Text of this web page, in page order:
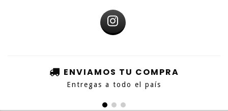
ENVIAMOS TU COMPRA
Entregas a todo el país